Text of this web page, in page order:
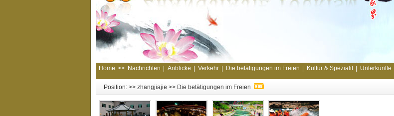
Home >> Nachrichten Anblicke Verkehr Die betätigungen im Freien Kultur & Spezialit Unterkünfte
Position: >> zhangjiajie >> Die betätigungen im Freien